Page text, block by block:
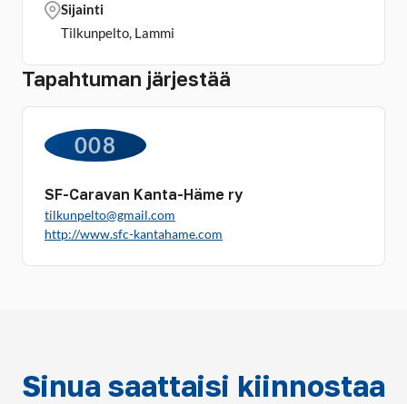
Tapahtuman järjestää
008
SF-Caravan Kanta-Häme ry
tilkunpelto@gmail.com
http://www.sfc-kantahame.com
Sijainti
Tilkunpelto, Lammi
Sinua saattaisi kiinnostaa